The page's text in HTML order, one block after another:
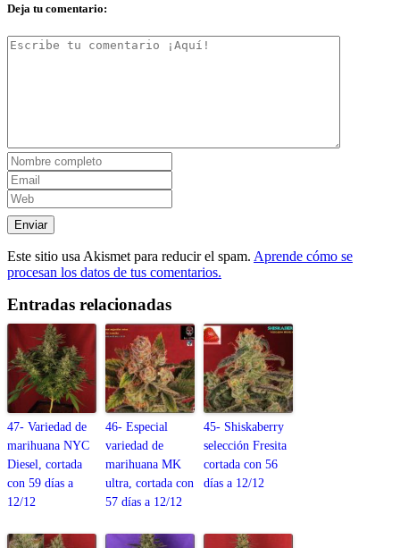
Deja tu comentario:
Este sitio usa Akismet para reducir el spam. Aprende cómo se
procesan los datos de tus comentarios.
Entradas relacionadas
47- Variedad de
marihuana NYC
Diesel, cortada
con 59 días a
12/12
46- Especial
variedad de
marihuana MK
ultra, cortada con
57 días a 12/12
45- Shiskaberry
selección Fresita
cortada con 56
días a 12/12